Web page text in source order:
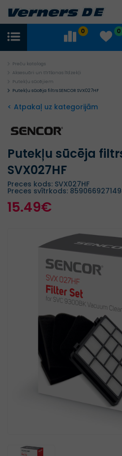
0 0
Preču katalogs
Aksesuāri un tīrīšanas līdzekļi
Putekļu sūcējiem
Putekļu sūcēja filtrs SENCOR SVX027HF
< Atpakaļ uz kategorijām
Putekļu sūcēja
SVX027HF
Preces kods: SVX027HF
Preces svītrkods:
15.49€